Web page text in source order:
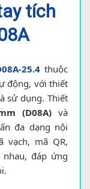
tích
25.4 thuộc
động, với thiết
sử dụng. Thiết
(D08A) và
đa dạng nội
vạch, mã QR,
đáp ứng